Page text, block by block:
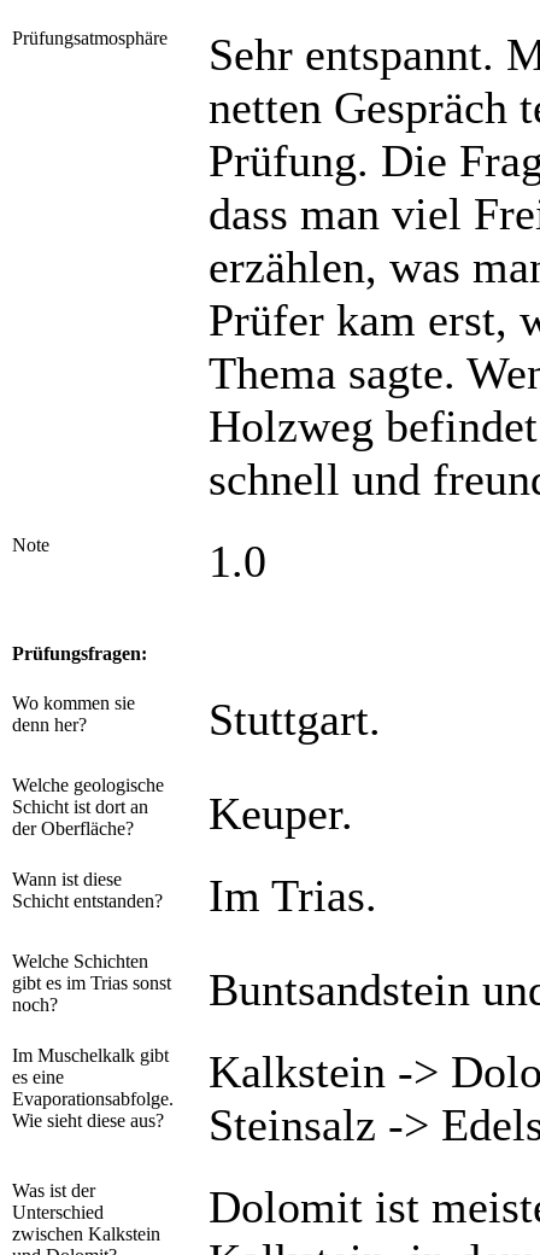
Prüfungsatmosphäre
Sehr entspannt.
netten Gespräch
Prüfung. Die
dass man viel
erzählen, was
Prüfer kam erst,
Thema sagte.
Holzweg
schnell und
Note 1.0
Prüfungsfragen:
Wo kommen sie
denn her?
Stuttgart.
Welche geologische
Schicht ist dort an
der Oberfläche?
Keuper.
Wann ist diese
Schicht entstanden?
Im Trias.
Welche Schichten
gibt es im Trias sonst
noch?
Buntsandstein
Im Muschelkalk gibt
es eine
Evaporationsabfolge.
Wie sieht diese aus?
Kalkstein ->
Steinsalz ->
Was ist der
Unterschied
zwischen Kalkstein
Dolomit ist